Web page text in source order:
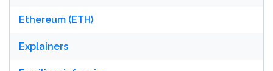
Ethereum (ETH)
Explainers